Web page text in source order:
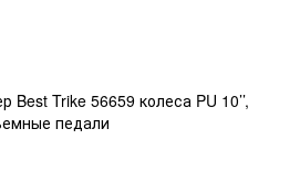
Trike 56659 колеса PU 10’’,
педали